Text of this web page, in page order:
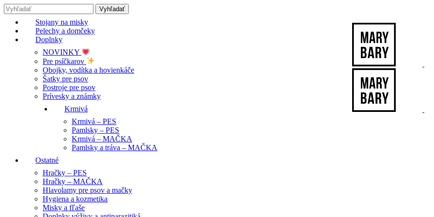
Stojany na misky
Pelechy a domčeky
Doplnky
NOVINKY
Pre psíčkarov
Obojky, vodítka a hovienkáče
Šatky pre psov
Postroje pre psov
Prívesky a známky
Krmivá
Krmivá – PES
Pamlsky – PES
Krmivá – MAČKA
Pamlsky a tráva – MAČKA
Ostatné
Hračky – PES
Hračky – MAČKA
Hlavolamy pre psov a mačky
Hygiena a kozmetika
Misky a fľaše